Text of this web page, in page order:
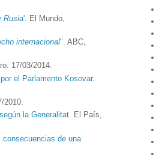
Rusia' . El Mundo,
internacional". ABC,
17/03/2014.
el Parlamento Kosovar.
2010.
la Generalitat. El País,
de una